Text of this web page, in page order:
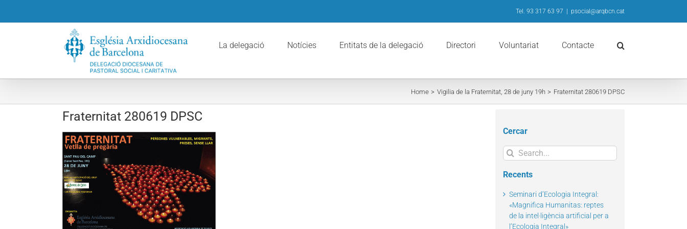
Tel. 93 317 63 97 psocial@arqbcn.cat
La delegació Notícies Entitats de la delegació Directori Voluntariat Contacte
Home Vigilia de la Fraternitat, 28 de juny 19h Fraternitat 280619 DPSC
Fraternitat 280619 DPSC
Cercar
Search
for:
Recents
Seminari d’Ecologia Integral:
«Magnifica Humanitas: reptes
de la intel·ligència artificial per a
l’Ecologia Integral»